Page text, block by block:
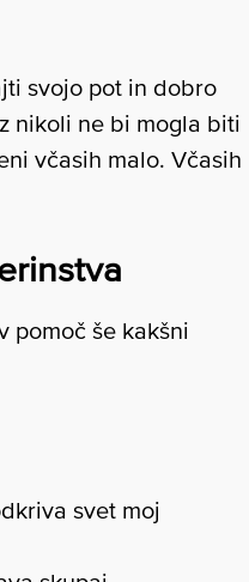
svojo pot in dobro
nikoli ne bi mogla biti
včasih malo. Včasih
pomoč še kakšni
svet moj